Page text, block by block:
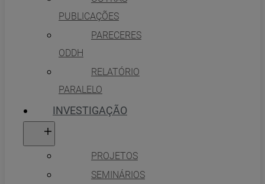
PUBLICAÇÕES
PARECERES
ODDH
RELATÓRIO
PARALELO
INVESTIGAÇÃO
PROJETOS
SEMINÁRIOS